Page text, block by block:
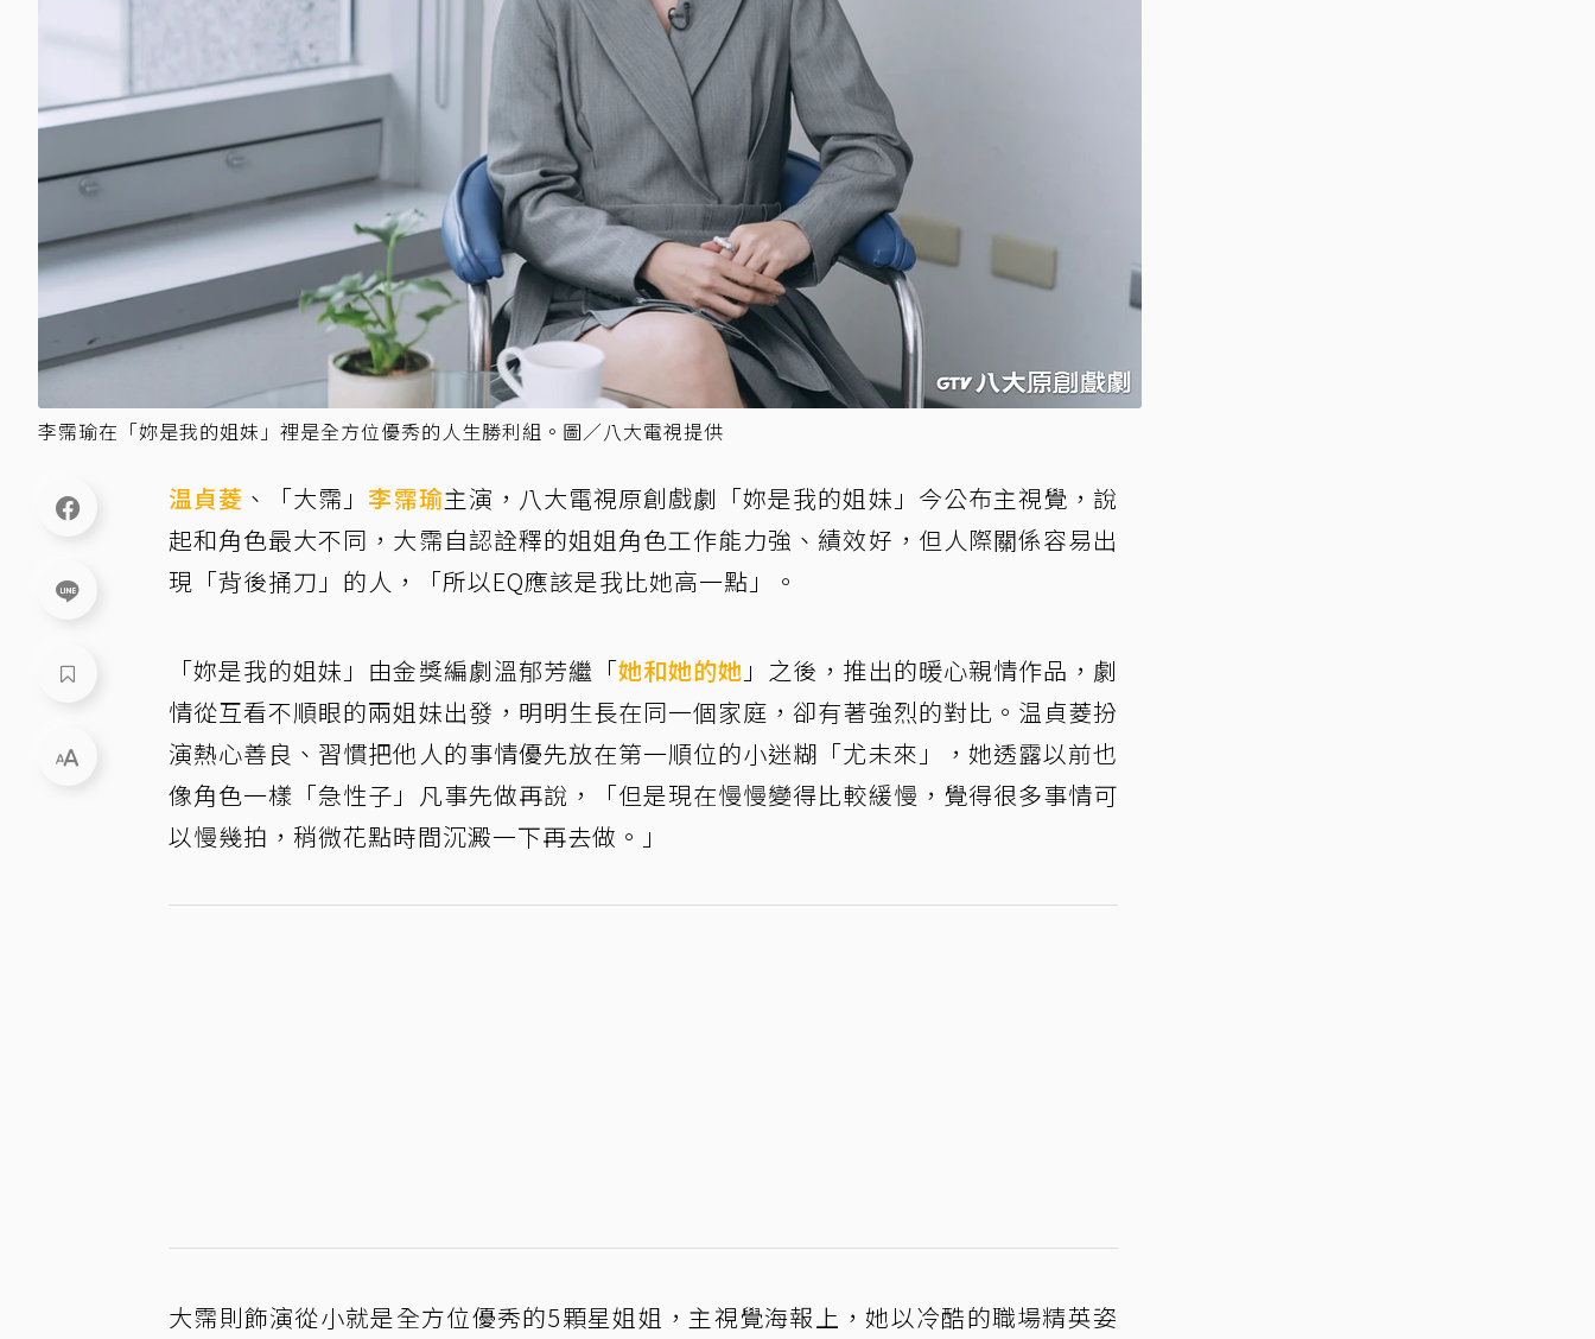
李霈瑜在「妳是我的姐妹」裡是全方位優秀的人生勝利組。圖／八大電視提供
温貞菱 、「大霈」 李霈瑜主演，八大電視原創戲劇「妳是我的姐妹」今公布主視覺，說
起和角色最大不同，大霈自認詮釋的姐姐角色工作能力強、績效好，但人際關係容易出
現「背後捅刀」的人，「所以EQ應該是我比她高一點」。
「妳是我的姐妹」由金獎編劇溫郁芳繼「她和她的她 」之後，推出的暖心親情作品，劇
情從互看不順眼的兩姐妹出發，明明生長在同一個家庭，卻有著強烈的對比。温貞菱扮
演熱心善良、習慣把他人的事情優先放在第一順位的小迷糊「尤未來」，她透露以前也
像角色一樣「急性子」凡事先做再說，「但是現在慢慢變得比較緩慢，覺得很多事情可
以慢幾拍，稍微花點時間沉澱一下再去做。」
大霈則飾演從小就是全方位優秀的5顆星姐姐，主視覺海報上，她以冷酷的職場精英姿